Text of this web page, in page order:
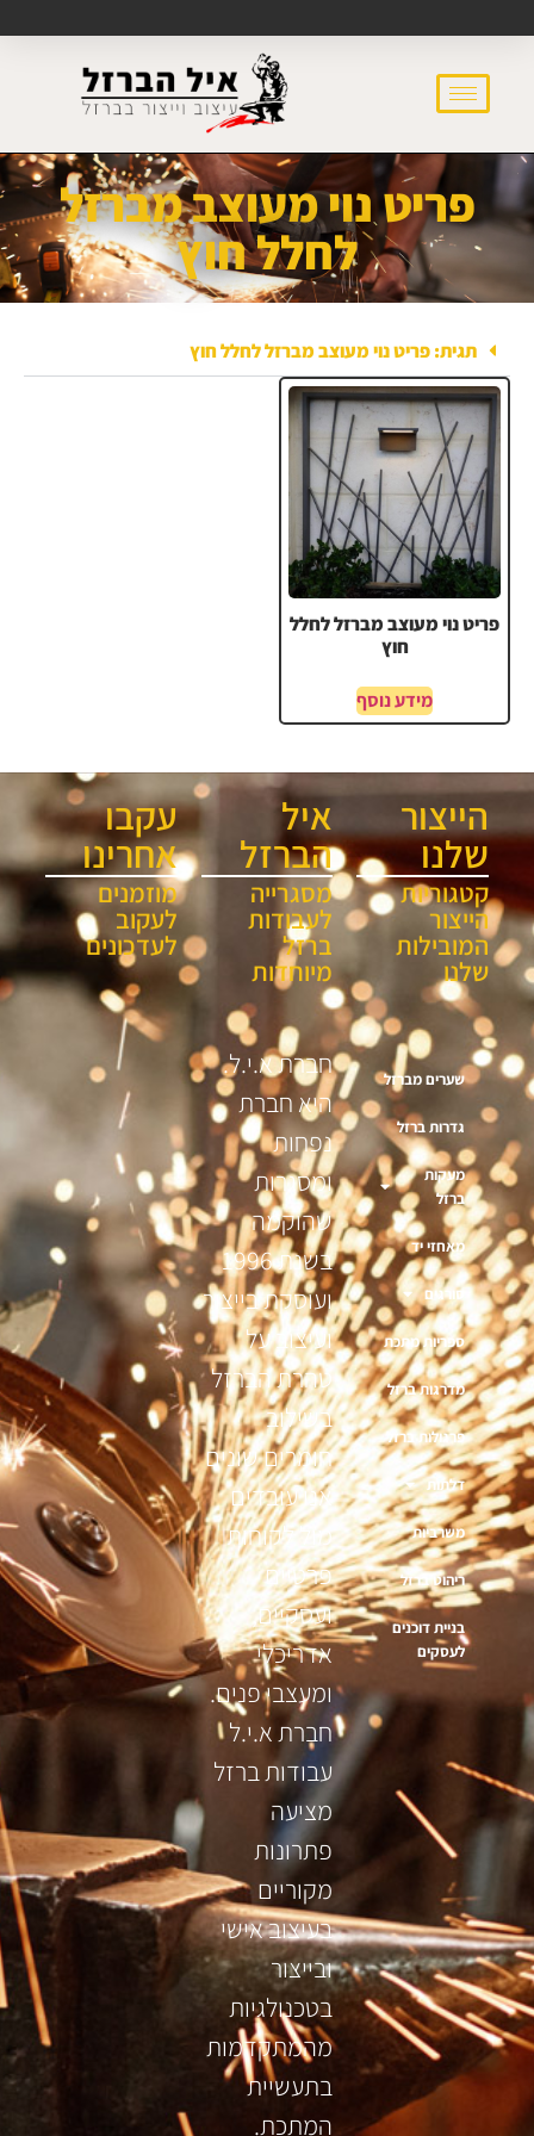
פריט נוי מעוצב מברזל
לחלל חוץ
תגית: פריט נוי מעוצב מברזל לחלל חוץ
פריט נוי מעוצב מברזל לחלל
חוץ
מידע נוסף
הייצור
שלנו
קטגוריות
הייצור
המובילות
שלנו
שערים מברזל
גדרות ברזל
מעקות
ברזל
מאחזי יד
סורגים
ספריות מתכת
מדרגות ברזל
פרגולות ברזל
דלתות
משרביות
ריהוט ברזל
בניית דוכנים
לעסקים
איל
הברזל
מסגרייה
לעבודות
ברזל
מיוחדות
חברת א.י.ל.
היא חברת
נפחות
ומסגרות
שהוקמה
בשנת 1996
ועוסקת בייצור
ועיצוב על
טהרת הברזל
בשילוב
חומרים שונים
אנו עובדים
מול לקוחות
פרטיים
ועסקיים,
אדריכלי
ומעצבי פנים.
חברת א.י.ל
עבודות ברזל
מציעה
פתרונות
מקוריים
בעיצוב אישי
ובייצור
בטכנולגיות
מהמתקדמות
בתעשיית
המתכת.
עקבו
אחרינו
מוזמנים
לעקוב
לעדכונים